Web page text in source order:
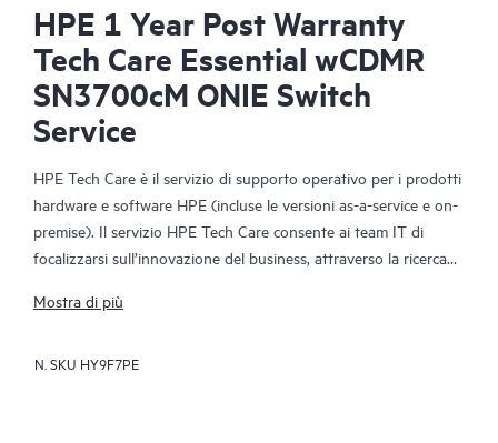
HPE 1 Year Post Warranty
Tech Care Essential wCDMR
SN3700cM ONIE Switch
Service
HPE Tech Care è il servizio di supporto operativo per i prodotti
hardware e software HPE (incluse le versioni as-a-service e on-
premise). Il servizio HPE Tech Care consente ai team IT di
focalizzarsi sull’innovazione del business, attraverso la ricerca
semplice risposta reattiva ai problemi.
Il servizio HPE Tech Care offre accesso diretto a specialisti dei
Mostra di più
N. SKU HY9F7PE